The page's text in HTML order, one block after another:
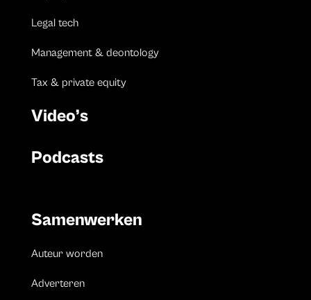
Legal tech
Management & deontology
Tax & private equity
Video’s
Podcasts
Samenwerken
Auteur worden
Adverteren